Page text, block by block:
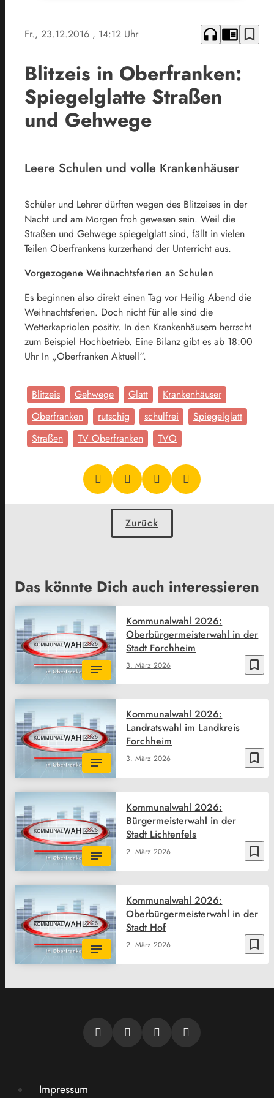
Fr., 23.12.2016 , 14:12 Uhr headphones chrome_reader_mode bookmark_border
Blitzeis in Oberfranken:
Spiegelglatte Straßen
und Gehwege
Leere Schulen und volle Krankenhäuser
Schüler und Lehrer dürften wegen des Blitzeises in der
Nacht und am Morgen froh gewesen sein. Weil die
Straßen und Gehwege spiegelglatt sind, fällt in vielen
Teilen Oberfrankens kurzerhand der Unterricht aus.
Vorgezogene Weihnachtsferien an Schulen
Es beginnen also direkt einen Tag vor Heilig Abend die
Weihnachtsferien. Doch nicht für alle sind die
Wetterkapriolen positiv. In den Krankenhäusern herrscht
zum Beispiel Hochbetrieb. Eine Bilanz gibt es ab 18:00
Uhr In „Oberfranken Aktuell“.
Blitzeis Gehwege Glatt
Krankenhäuser
Oberfranken
rutschig schulfrei
Spiegelglatt
Straßen
TV Oberfranken TVO
Zurück
Das könnte Dich auch interessieren
bookmark_border
3. März 2026
Kommunalwahl 2026:
Oberbürgermeisterwahl in der
Stadt Forchheim
bookmark_border
3. März 2026
Kommunalwahl 2026:
Landratswahl im Landkreis
Forchheim
bookmark_border
2. März 2026
Kommunalwahl 2026:
Bürgermeisterwahl in der
Stadt Lichtenfels
bookmark_border
2. März 2026
Kommunalwahl 2026:
Oberbürgermeisterwahl in der
Stadt Hof
Impressum